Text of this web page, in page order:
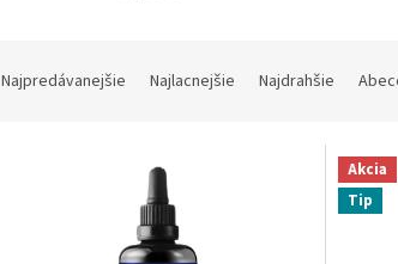
Najpredávanejšie Najlacnejšie Najdrahšie
Akcia
Tip